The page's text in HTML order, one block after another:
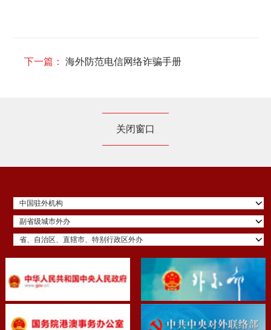
下一篇： 海外防范电信网络诈骗手册
关闭窗口
中国驻外机构
副省级城市外办
省、自治区、直辖市、特别行政区外办